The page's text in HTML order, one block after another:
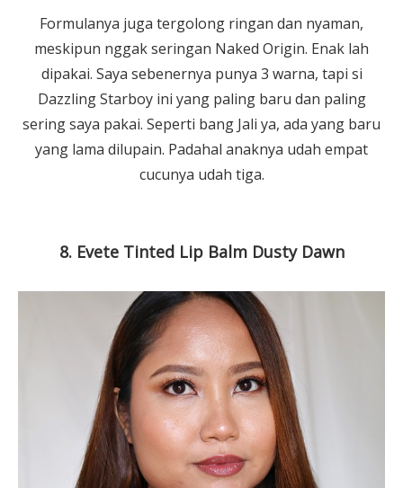
Formulanya juga tergolong ringan dan nyaman,
meskipun nggak seringan Naked Origin. Enak lah
dipakai. Saya sebenernya punya 3 warna, tapi si
Dazzling Starboy ini yang paling baru dan paling
sering saya pakai. Seperti bang Jali ya, ada yang baru
yang lama dilupain. Padahal anaknya udah empat
cucunya udah tiga.
8. Evete Tinted Lip Balm Dusty Dawn